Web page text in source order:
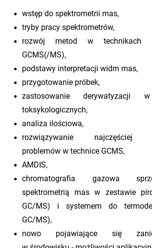
wstęp do spektrometrii mas,
tryby pracy spektrometrów,
rozwój metod w technikach
GCMS(/MS),
podstawy interpretacji widm mas,
przygotowanie próbek,
zastosowanie derywatyzacji
toksykologicznych,
analiza ilościowa,
rozwiązywanie najczęściej
problemów w technice GCMS,
AMDIS,
chromatografia gazowa
spektrometrią mas w zestawie
GC/MS) i systemem do
GC/MS),
nowo pojawiające się